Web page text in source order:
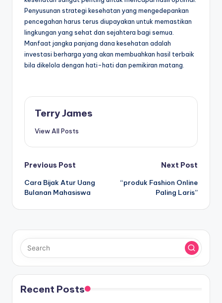
Penyusunan strategi kesehatan yang mengedepankan
pencegahan harus terus diupayakan untuk memastikan
lingkungan yang sehat dan sejahtera bagi semua.
Manfaat jangka panjang dana kesehatan adalah
investasi berharga yang akan membuahkan hasil terbaik
bila dikelola dengan hati-hati dan pemikiran matang.
Terry James
View All Posts
Post
navigation
Previous Post
Cara Bijak Atur Uang
Bulanan Mahasiswa
Next Post
“produk Fashion Online
Paling Laris”
Recent Posts